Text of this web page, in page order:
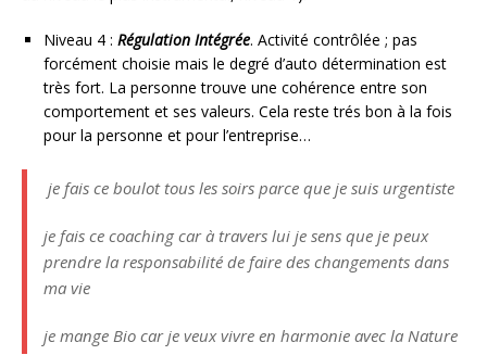
Niveau 4 : Régulation Intégrée. Activité contrôlée ; pas
forcément choisie mais le degré d’auto détermination est
très fort. La personne trouve une cohérence entre son
comportement et ses valeurs. Cela reste trés bon à la fois
pour la personne et pour l’entreprise…
je fais ce boulot tous les soirs parce que je suis urgentiste
je fais ce coaching car à travers lui je sens que je peux
prendre la responsabilité de faire des changements dans
ma vie
je mange Bio car je veux vivre en harmonie avec la Nature